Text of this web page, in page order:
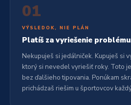
01
VÝSLEDOK, NIE PLÁN
Platíš za vyriešenie
Nekupuješ si jedálniček. Kupuješ si
ktorý si nevedel vyriešiť roky. Toto
bez ďalšieho tipovania. Ponúkam
prichádzaš riešim u športovcov